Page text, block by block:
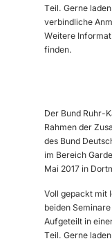
Teil. Gerne
verbindliche
Weitere
finden.
Der Bund Ruhr-
Rahmen der
des Bund
im Bereich
Mai 2017 in
Voll gepackt mit
beiden
Aufgeteilt in
Teil. Gerne